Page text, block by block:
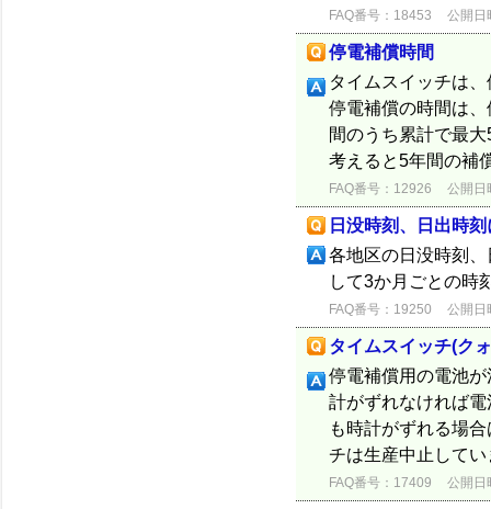
FAQ番号：18453 公開日
停電補償時間
タイムスイッチは
停電補償の時間は
間のうち累計で最
考えると5年間の補
FAQ番号：12926 公開日
日没時刻、日出時
各地区の日没時刻
して3か月ごとの時
FAQ番号：19250 公開日
タイムスイッチ(ク
停電補償用の電池
計がずれなければ
も時計がずれる場
チは生産中止して
FAQ番号：17409 公開日